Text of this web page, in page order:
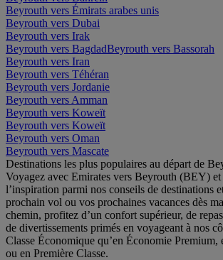
Beyrouth vers Émirats arabes unis
Beyrouth vers Dubai
Beyrouth vers Irak
Beyrouth vers BagdadBeyrouth vers Bassorah
Beyrouth vers Iran
Beyrouth vers Téhéran
Beyrouth vers Jordanie
Beyrouth vers Amman
Beyrouth vers Koweït
Beyrouth vers Koweït
Beyrouth vers Oman
Beyrouth vers Mascate
Destinations les plus populaires au départ de
Voyagez avec Emirates vers Beyrouth (BEY)
l’inspiration parmi nos conseils de destinations
prochain vol ou vos prochaines vacances dès
chemin, profitez d’un confort supérieur, de
de divertissements primés en voyageant à nos
Classe Économique qu’en Économie Premium,
ou en Première Classe.